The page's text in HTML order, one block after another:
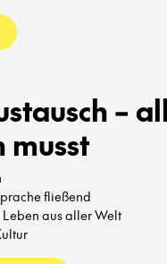
–
musst
fließend
Leben aus aller Welt